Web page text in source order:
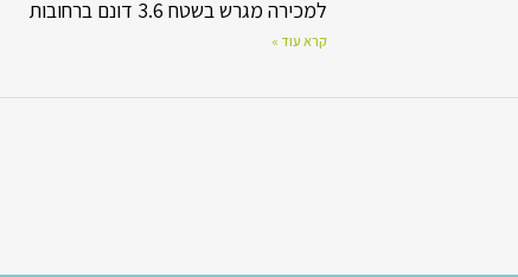
למכירה מגרש בשטח 3.6 דונם ברחובות
קרא עוד »